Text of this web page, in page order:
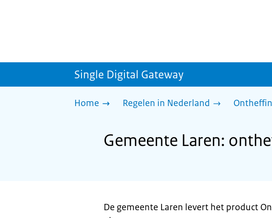
Single Digital Gateway
Home Regelen in Nederland
Gemeente Laren:
De gemeente Laren levert het product